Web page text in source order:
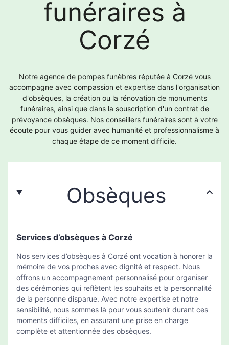
funéraires à
Corzé
Notre agence de pompes funèbres réputée à Corzé vous
accompagne avec compassion et expertise dans l'organisation
d'obsèques, la création ou la rénovation de monuments
funéraires, ainsi que dans la souscription d'un contrat de
prévoyance obsèques. Nos conseillers funéraires sont à votre
écoute pour vous guider avec humanité et professionnalisme à
chaque étape de ce moment difficile.
Obsèques
Services d’obsèques à Corzé
Nos services d’obsèques à Corzé ont vocation à honorer la
mémoire de vos proches avec dignité et respect. Nous
offrons un accompagnement personnalisé pour organiser
des cérémonies qui reflètent les souhaits et la personnalité
de la personne disparue. Avec notre expertise et notre
sensibilité, nous sommes là pour vous soutenir durant ces
moments difficiles, en assurant une prise en charge
complète et attentionnée des obsèques.